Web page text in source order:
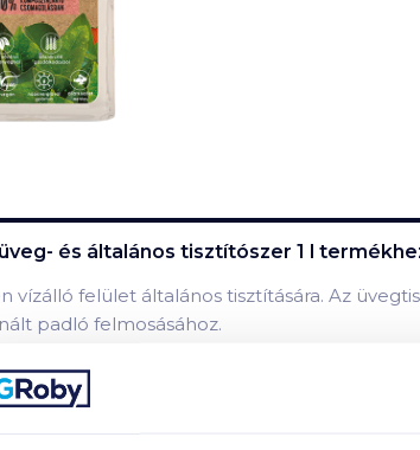
és általános tisztítószer 1 l
vízálló felület általános tisztítására. Az
padló felmosásához.
a termék
természetes alapanyagoknak